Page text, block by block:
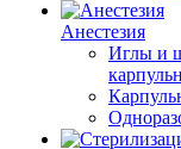
Анестезия
Иглы и